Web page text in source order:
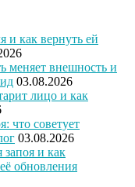
и как вернуть ей
меняет внешность и
03.08.2026
лицо и как
что советует
03.08.2026
и как
обновления